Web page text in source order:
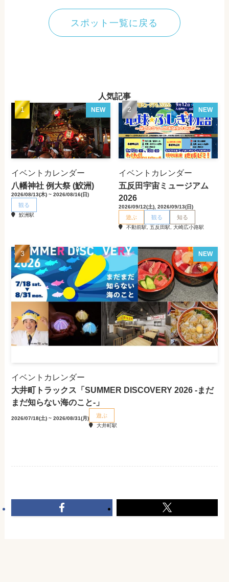
スポット一覧に戻る
人気記事
NEW
イベントカレンダー
八幡神社 例大祭 (鮫洲)
2026/08/13(木) ~ 2026/08/16(日)
観る
鮫洲駅
NEW
イベントカレンダー
五反田宇宙ミュージアム
2026
2026/09/12(土), 2026/09/13(日)
遊ぶ 観る 知る
不動前駅, 五反田駅, 大崎広小路駅
NEW
イベントカレンダー
大井町トラックス「SUMMER DISCOVERY 2026 -まだ
まだ知らない海のこと-」
2026/07/18(土) ~ 2026/08/31(月) 遊ぶ
大井町駅